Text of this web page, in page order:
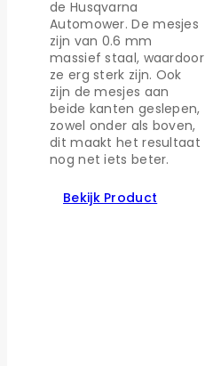
de Husqvarna
Automower. De mesjes
zijn van 0.6 mm
massief staal, waardoor
ze erg sterk zijn. Ook
zijn de mesjes aan
beide kanten geslepen,
zowel onder als boven,
dit maakt het resultaat
nog net iets beter.
Bekijk Product